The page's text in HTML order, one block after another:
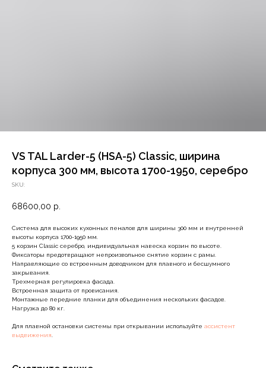
VS TAL Larder-5 (HSA-5) Classic, ширина
корпуса 300 мм, высота 1700-1950, серебро
SKU:
68600,00 р.
Система для высоких кухонных пеналов для ширины 300 мм и внутренней
высоты корпуса 1700-1950 мм.
5 корзин Classic серебро, индивидуальная навеска корзин по высоте.
Фиксаторы предотвращают непроизвольное снятие корзин с рамы.
Направляющие со встроенным доводчиком для плавного и бесшумного
закрывания.
Трехмерная регулировка фасада.
Встроенная защита от провисания.
Монтажные передние планки для объединения нескольких фасадов.
Нагрузка до 80 кг.
Для плавной остановки системы при открывании используйте ассистент
выдвижения